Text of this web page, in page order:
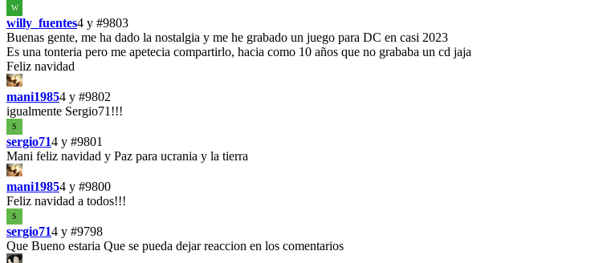
W
willy_fuentes4 y #9803
Buenas gente, me ha dado la nostalgia y me he grabado un juego para DC en casi 2023
Es una tonteria pero me apetecia compartirlo, hacia como 10 años que no grababa un cd jaja
Feliz navidad
mani19854 y #9802
igualmente Sergio71!!!
S
sergio714 y #9801
Mani feliz navidad y Paz para ucrania y la tierra
mani19854 y #9800
Feliz navidad a todos!!!
S
sergio714 y #9798
Que Bueno estaria Que se pueda dejar reaccion en los comentarios